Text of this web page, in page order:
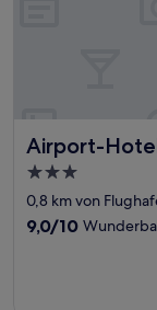
Airport-
Airport-Hotel
3.0-
Sterne-
Unterkunft
0,8 km von
9.0
9,0/10